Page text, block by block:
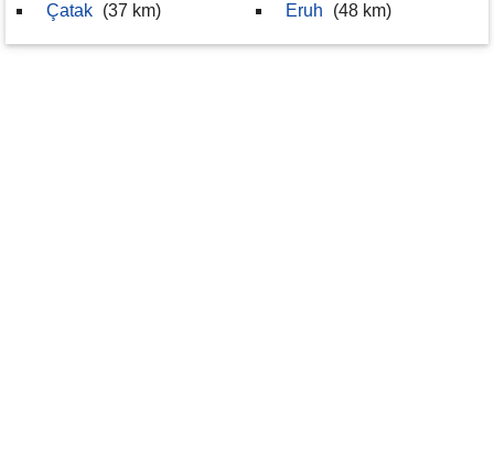
Çatak (37 km) Eruh (48 km)